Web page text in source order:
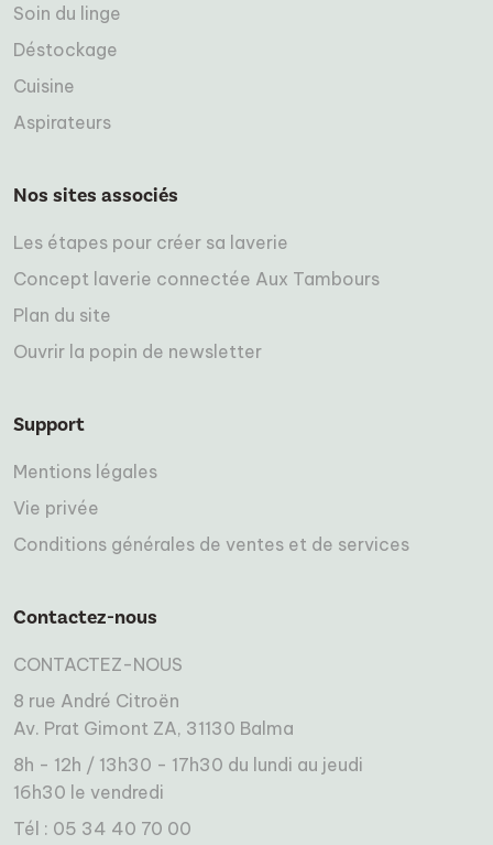
Soin du linge
Déstockage
Cuisine
Aspirateurs
Nos sites associés
Les étapes pour créer sa laverie
Concept laverie connectée Aux Tambours
Plan du site
Ouvrir la popin de newsletter
Support
Mentions légales
Vie privée
Conditions générales de ventes et de services
Contactez-nous
CONTACTEZ-NOUS
8 rue André Citroën
Av. Prat Gimont ZA, 31130 Balma
8h - 12h / 13h30 - 17h30 du lundi au jeudi
16h30 le vendredi
Tél : 05 34 40 70 00